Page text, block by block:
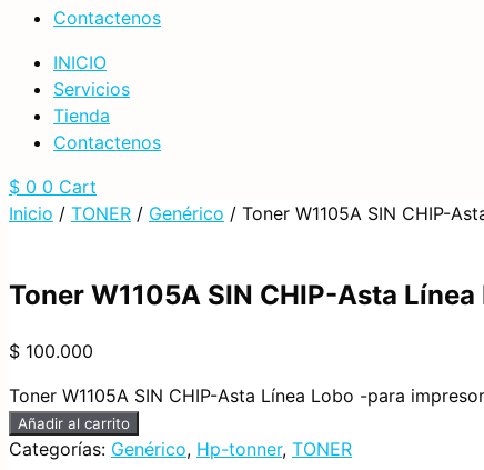
Contactenos
INICIO
Servicios
Tienda
Contactenos
$ 0 0 Cart
Inicio / TONER / Genérico / Toner W1105A SIN CHIP-
Toner W1105A SIN CHIP-Asta
$ 100.000
Toner W1105A SIN CHIP-Asta Línea Lobo -para
Añadir al carrito
Categorías: Genérico, Hp-tonner, TONER